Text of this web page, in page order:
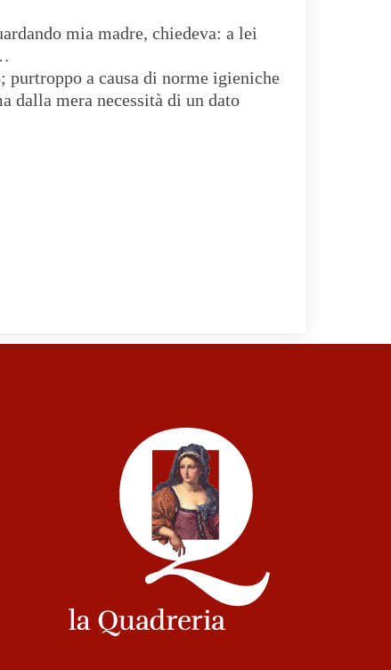
mia madre, chiedeva: a lei
a causa di norme igieniche
dalla mera necessità di un dato